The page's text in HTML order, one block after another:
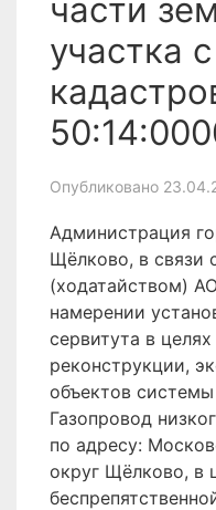
части
участка с
Опубликовано
Администрация
Щёлково, в связи
(ходатайством)
намерении
сервитута в
реконструкции,
объектов
Газопровод
по адресу:
округ Щёлково, в